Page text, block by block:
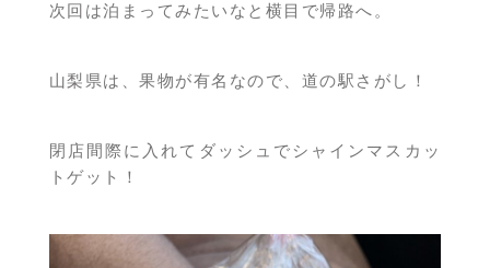
次回は泊まってみたいなと横目で帰路へ。
山梨県は、果物が有名なので、道の駅さがし！
閉店間際に入れてダッシュでシャインマスカッ
トゲット！